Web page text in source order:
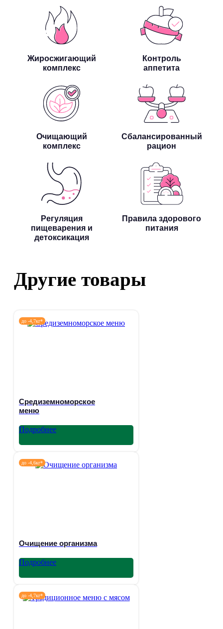
Жиросжигающий
комплекс
Контроль
аппетита
Очищающий
комплекс
Сбалансированный
рацион
Регуляция
пищеварения и
детоксикация
Правила здорового
питания
Другие товары
до -4,7кг*
Средиземноморское
меню
Подробнее
до -4,6кг*
Очищение организма
Подробнее
до -4,7кг*